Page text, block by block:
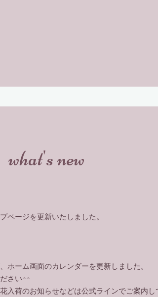
what's new
ページを更新いたしました。
ホーム画面のカレンダーを更新しました。
さい^^
入荷のお知らせなどは公式ラインでご案内し